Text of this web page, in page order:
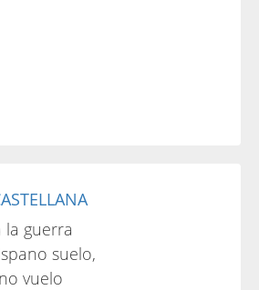
la guerra
suelo,
vuelo